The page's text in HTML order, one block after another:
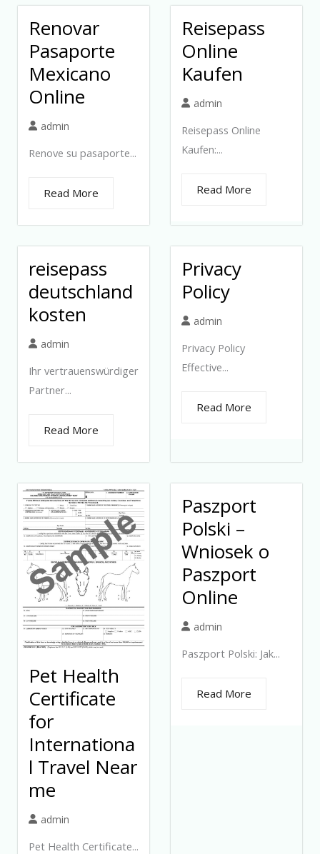
Renovar
Pasaporte
Mexicano
Online
admin
Renove su pasaporte...
Read More
Reisepass
Online
Kaufen
admin
Reisepass Online
Kaufen:...
Read More
reisepass
deutschland
kosten
admin
Ihr vertrauenswürdiger
Partner...
Read More
Privacy
Policy
admin
Privacy Policy
Effective...
Read More
Pet Health
Certificate
for
Internationa
l Travel Near
me
admin
Pet Health Certificate...
Paszport
Polski –
Wniosek o
Paszport
Online
admin
Paszport Polski: Jak...
Read More